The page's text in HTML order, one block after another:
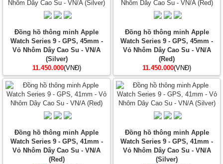
Đồng hồ thông minh Apple
Watch Series 9 - GPS, 45mm -
Vỏ Nhôm Dây Cao Su - VN/A
(Silver)
11.450.000(VNĐ)
Đồng hồ thông minh Apple
Watch Series 9 - GPS, 45mm -
Vỏ Nhôm Dây Cao Su - VN/A
(Red)
11.450.000(VNĐ)
Đồng hồ thông minh Apple
Watch Series 9 - GPS, 41mm -
Vỏ Nhôm Dây Cao Su - VN/A
(Red)
Đồng hồ thông minh Apple
Watch Series 9 - GPS, 41mm -
Vỏ Nhôm Dây Cao Su - VN/A
(Silver)